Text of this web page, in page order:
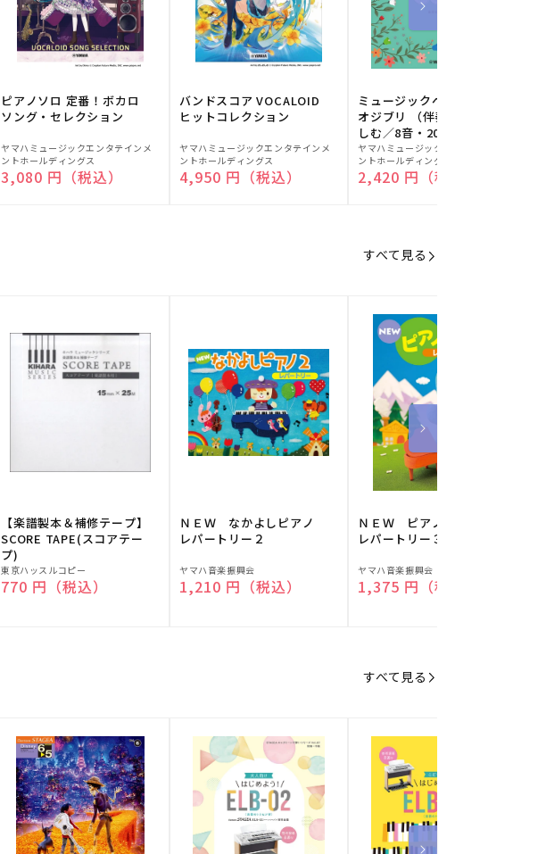
ピアノソロ 定番！ボカロ
ソング・セレクション
販
売
元:
ヤマハミュージックエンタテインメ
ントホールディングス
通常価格
3,080 円（税込）
バンドスコア VOCALOID
ヒットコレクション
販
売
元:
ヤマハミュージックエンタテインメ
ントホールディングス
通常価格
4,950 円（税込）
ミュージックベルでスタジ
オジブリ （伴奏音源と楽
しむ／8音・20音ベル対応
／ドレミふりがな付）
販
売
元:
ヤマハミュージックエンタテインメ
ントホールディングス
通常価格
2,420 円（税込）
すべて見る
【楽譜製本＆補修テープ】
SCORE TAPE(スコアテー
プ)
販
売
東京ハッスルコピー
通常価格
770 円（税込）
ＮＥＷ なかよしピアノ
レパートリー２
販
売
ヤマハ音楽振興会
通常価格
1,210 円（税込）
ＮＥＷ ピアノスタディ
レパートリー３
販
売
ヤマハ音楽振興会
通常価格
1,375 円（税込）
すべて見る